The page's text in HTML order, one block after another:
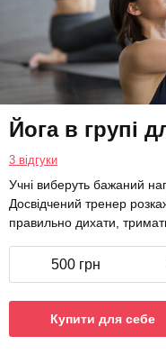
Йога в групі
3 відгуки
Учні виберуть бажаний
Досвідчений тренер
правильно дихати,
500 грн
Купити для себе